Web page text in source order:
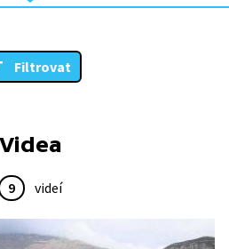
Filtrovat
Videa
9 videí